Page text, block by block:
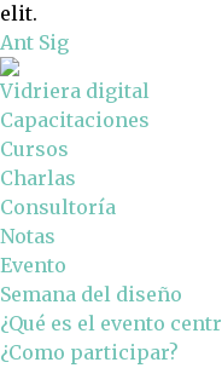
elit.
Ant Sig
Vidriera digital
Capacitaciones
Cursos
Charlas
Consultoría
Notas
Evento
Semana del diseño
¿Qué es el evento
¿Como participar?